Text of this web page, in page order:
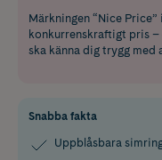
Märkningen “Nice
konkurrenskraftigt pris
ska känna dig trygg
Snabba fakta
Uppblåsbara